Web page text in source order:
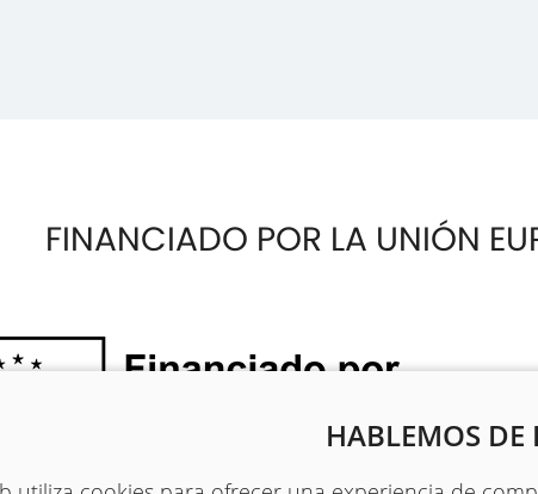
HABLEMOS DE
FINANCIADO POR LA UNIÓN